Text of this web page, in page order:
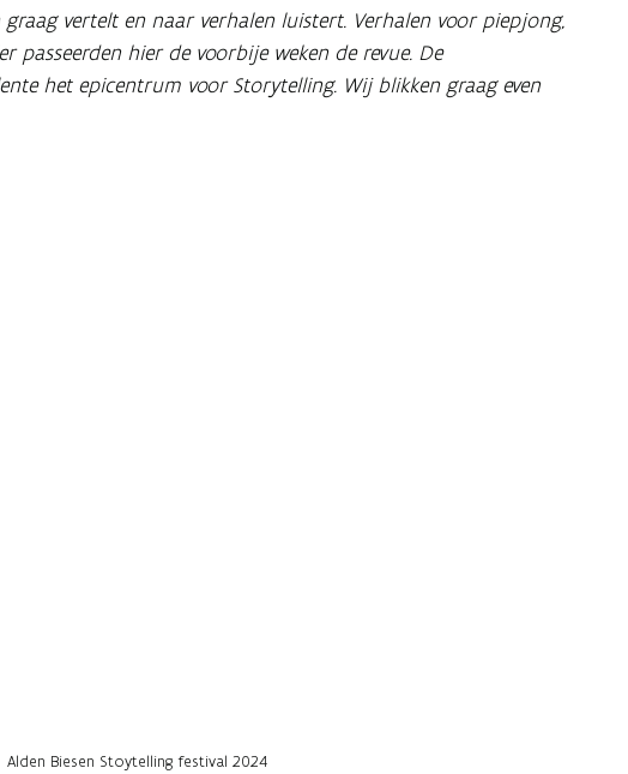
vertelt en naar verhalen luistert. Verhalen voor piepjong,
passeerden hier de voorbije weken de revue. De
het epicentrum voor Storytelling. Wij blikken graag even
Alden Biesen Stoytelling festival 2024